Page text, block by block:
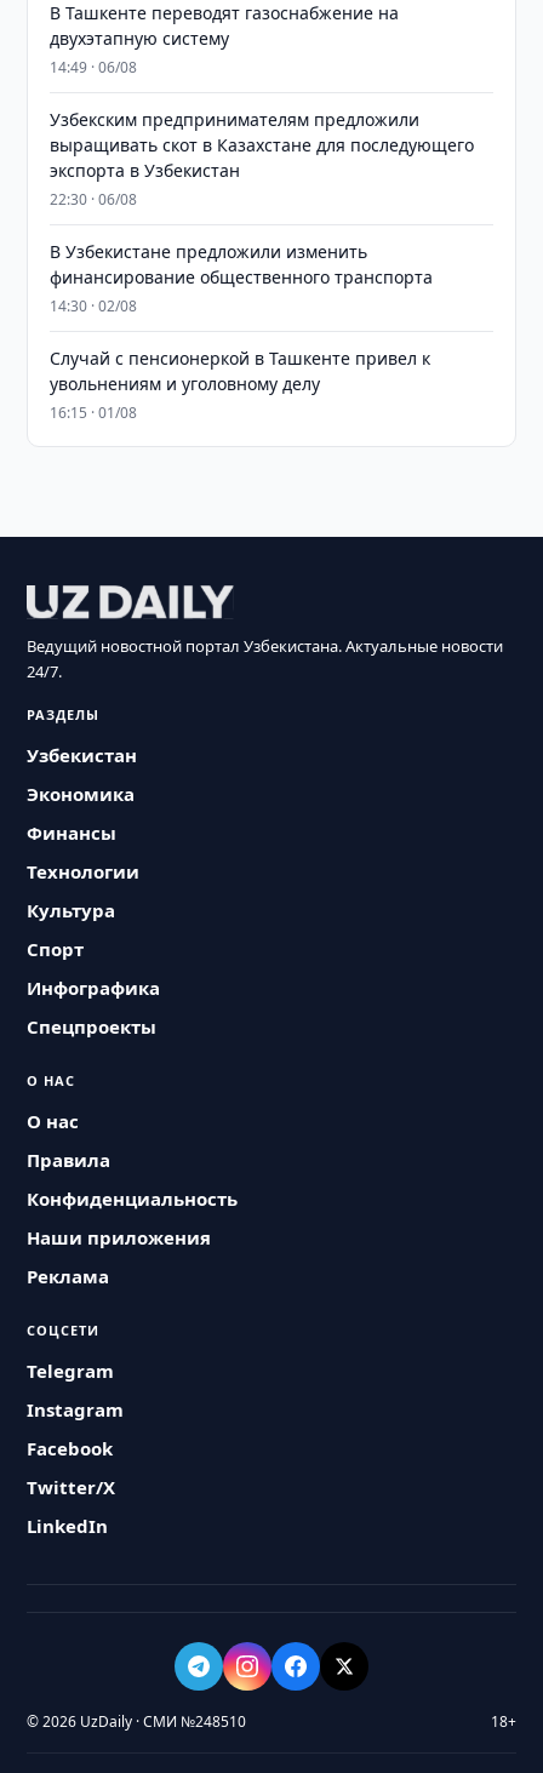
В Ташкенте переводят газоснабжение на
двухэтапную систему
14:49 · 06/08
Узбекским предпринимателям предложили
выращивать скот в Казахстане для последующего
экспорта в Узбекистан
22:30 · 06/08
В Узбекистане предложили изменить
финансирование общественного транспорта
14:30 · 02/08
Случай с пенсионеркой в Ташкенте привел к
увольнениям и уголовному делу
16:15 · 01/08
Ведущий новостной портал Узбекистана. Актуальные новости
24/7.
РАЗДЕЛЫ
Узбекистан
Экономика
Финансы
Технологии
Культура
Спорт
Инфографика
Спецпроекты
О НАС
О нас
Правила
Конфиденциальность
Наши приложения
Реклама
СОЦСЕТИ
Telegram
Instagram
Facebook
Twitter/X
LinkedIn
© 2026 UzDaily · СМИ №248510 18+